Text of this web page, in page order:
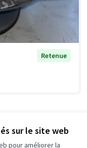
sur le site web
pour améliorer la
Retenue